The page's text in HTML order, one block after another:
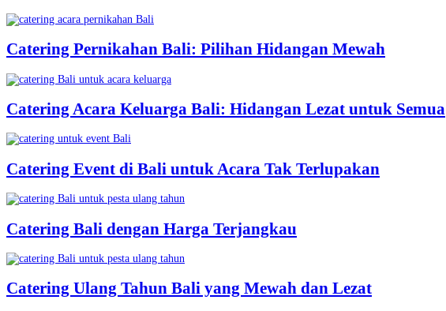
Catering Pernikahan Bali: Pilihan Hidangan Mewah
Catering Acara Keluarga Bali: Hidangan Lezat untuk Semua
Catering Event di Bali untuk Acara Tak Terlupakan
Catering Bali dengan Harga Terjangkau
Catering Ulang Tahun Bali yang Mewah dan Lezat